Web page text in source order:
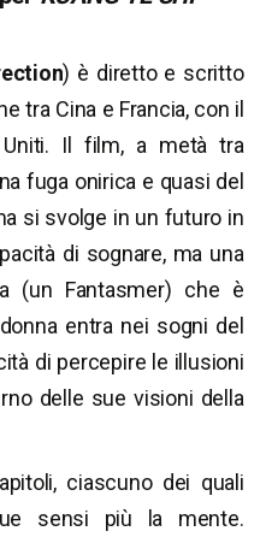
) è diretto e scritto
tra Cina e Francia, con il
Uniti. Il film, a metà tra
fuga onirica e quasi del
si svolge in un futuro in
di sognare, ma una
(un Fantasmer) che è
entra nei sogni del
di percepire le illusioni
delle sue visioni della
ciascuno dei quali
sensi più la mente.